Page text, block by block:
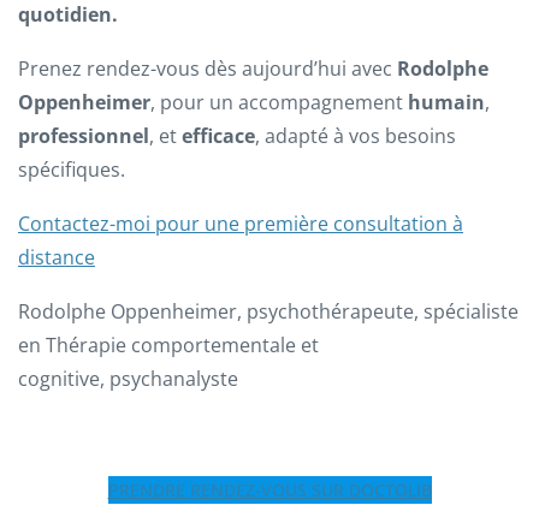
quotidien.
Prenez rendez-vous dès aujourd’hui avec Rodolphe
Oppenheimer, pour un accompagnement humain,
professionnel, etefficace, adapté à vos besoins
spécifiques.
Contactez-moi pour une première consultation à
distance
Rodolphe Oppenheimer, psychothérapeute, spécialiste
en Thérapie comportementale et
cognitive, psychanalyste
PRENDRE RENDEZ-VOUS SUR DOCTOLIB